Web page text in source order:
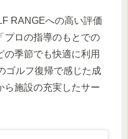
RANGEへの高い評価
プロの指導のもとでの
の季節でも快適に利用
ゴルフ復帰で感じた成
ら施設の充実したサー